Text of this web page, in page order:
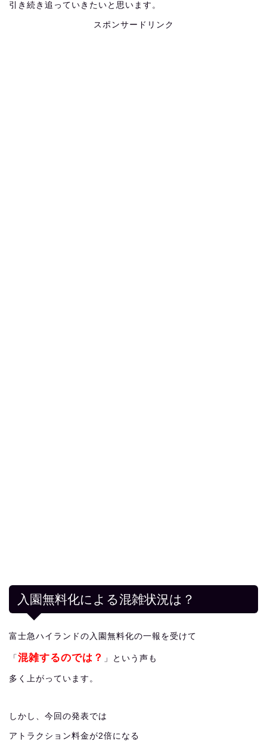
引き続き追っていきたいと思います。
スポンサードリンク
入園無料化による混雑状況は？
富士急ハイランドの入園無料化の一報を受けて
「 混雑するのでは？ 」という声も
多く上がっています。
しかし、今回の発表では
アトラクション料金が2倍になる